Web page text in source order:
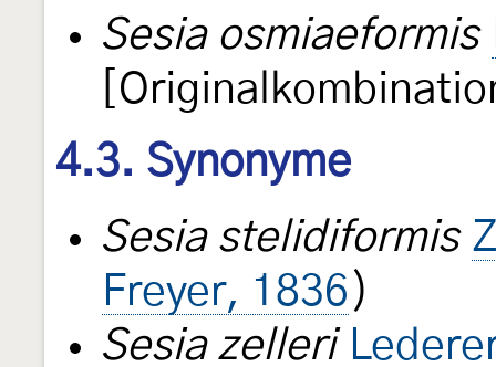
Sesia osmiaeformis
4.3. Synonyme
Sesia stelidiformis
Freyer, 1836 )
Sesia zelleri